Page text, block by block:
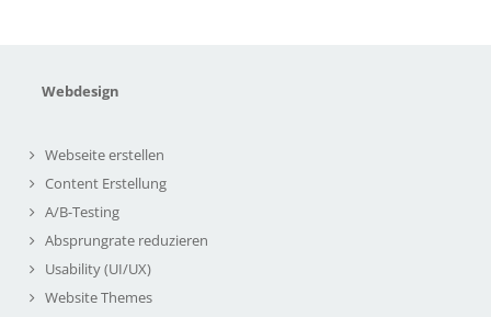
Webdesign
Webseite erstellen
Content Erstellung
A/B-Testing
Absprungrate reduzieren
Usability (UI/UX)
Website Themes